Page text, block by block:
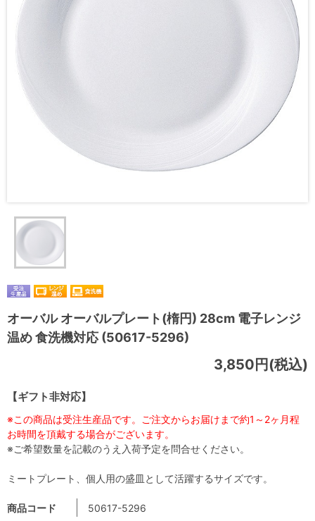
オーバル オーバルプレート(楕円) 28cm 電子レンジ
温め 食洗機対応 (50617-5296)
【ギフト非対応】
3,850円(税込)
商品コード 50617-5296
※この商品は受注生産品です。ご注文からお届けまで約1～2ヶ月程
お時間を頂戴する場合がございます。
※ご希望数量を記載のうえ入荷予定を問合せください。
ミートプレート、個人用の盛皿として活躍するサイズです。